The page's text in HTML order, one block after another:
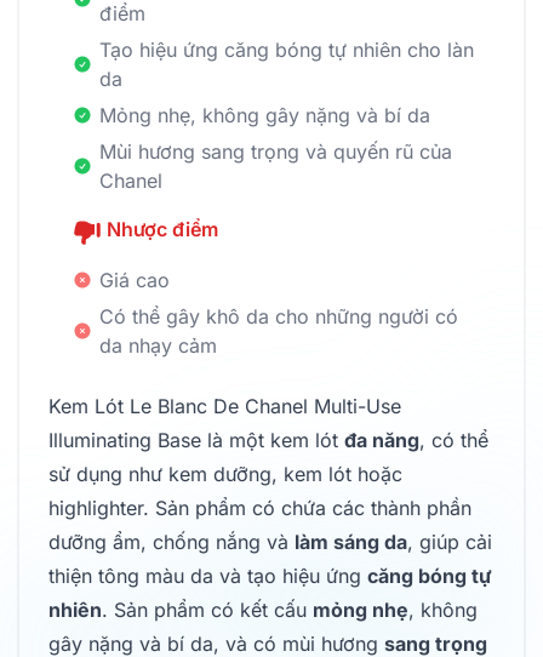
điểm
Tạo hiệu ứng căng bóng tự nhiên cho làn
da
Mỏng nhẹ, không gây nặng và bí da
Mùi hương sang trọng và quyến rũ của
Chanel
Nhược điểm
Giá cao
Có thể gây khô da cho những người có
da nhạy cảm
Kem Lót Le Blanc De Chanel Multi-Use
Illuminating Base là một kem lót đa năng, có thể
sử dụng như kem dưỡng, kem lót hoặc
highlighter. Sản phẩm có chứa các thành phần
dưỡng ẩm, chống nắng và làm sáng da, giúp cải
thiện tông màu da và tạo hiệu ứng căng bóng tự
nhiên. Sản phẩm có kết cấu mỏng nhẹ, không
gây nặng và bí da, và có mùi hương sang trọng